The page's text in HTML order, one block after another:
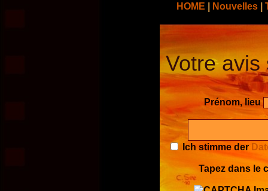
HOME Nouvelles
Votre avis
Prénom, lieu
Ich stimme der
Tapez dans le